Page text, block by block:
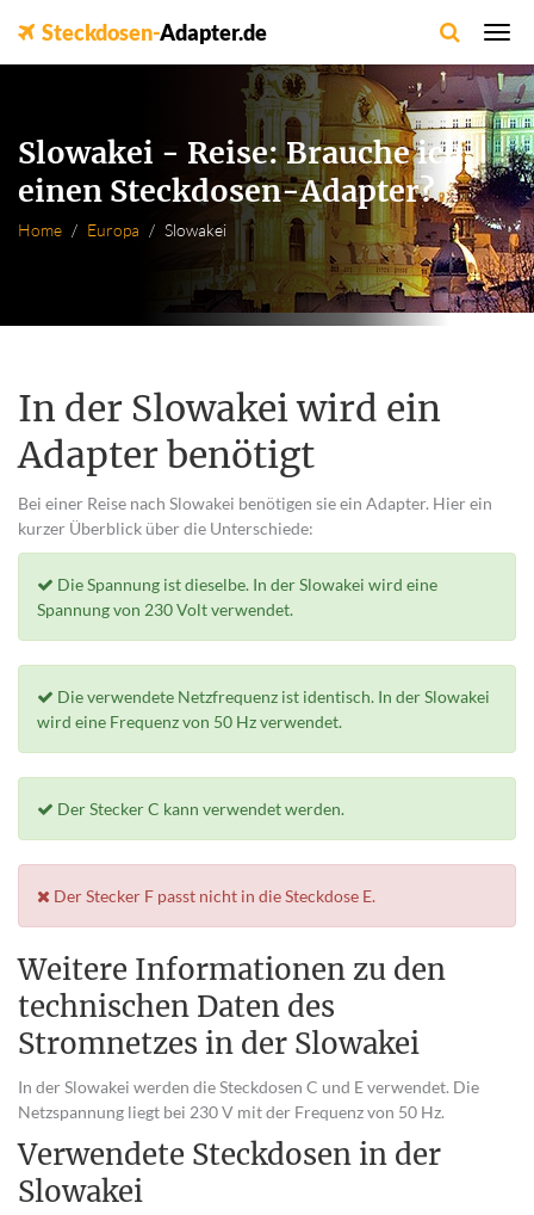
Steckdosen-Adapter.de
Slowakei - Reise: Brauche ich
einen Steckdosen-Adapter?
Home Europa Slowakei
In der Slowakei wird ein
Adapter benötigt
Bei einer Reise nach Slowakei benötigen sie ein Adapter. Hier ein
kurzer Überblick über die Unterschiede:
Die Spannung ist dieselbe. In der Slowakei wird eine
Spannung von 230 Volt verwendet.
Die verwendete Netzfrequenz ist identisch. In der Slowakei
wird eine Frequenz von 50 Hz verwendet.
Der Stecker C kann verwendet werden.
Der Stecker F passt nicht in die Steckdose E.
Weitere Informationen zu den
technischen Daten des
Stromnetzes in der Slowakei
In der Slowakei werden die Steckdosen C und E verwendet. Die
Netzspannung liegt bei 230 V mit der Frequenz von 50 Hz.
Verwendete Steckdosen in der
Slowakei